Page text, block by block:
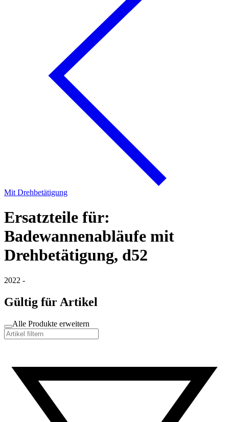
Mit Drehbetätigung
Ersatzteile für:
Badewannenabläufe mit
Drehbetätigung, d52
2022 -
Gültig für Artikel
Alle Produkte erweitern